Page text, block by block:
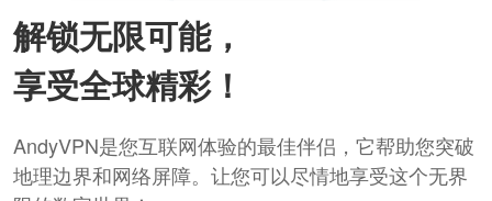
解锁无限可能，
享受全球精彩！
AndyVPN是您互联网体验的最佳伴侣，它帮助您突破
地理边界和网络屏障。让您可以尽情地享受这个无界